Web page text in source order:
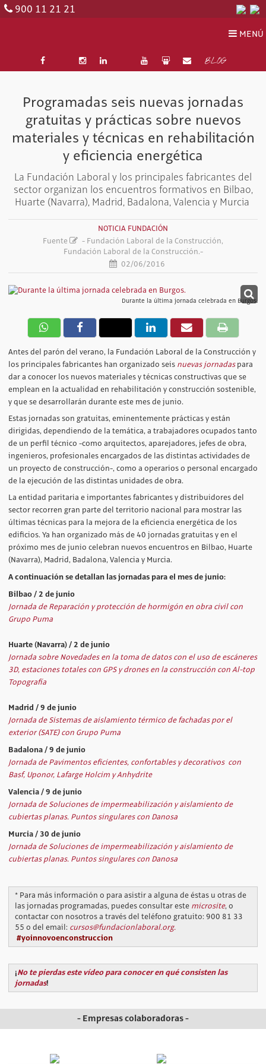
900 11 21 21
MENÚ
BLOG
Programadas seis nuevas jornadas
gratuitas y prácticas sobre nuevos
materiales y técnicas en rehabilitación
y eficiencia energética
La Fundación Laboral y los principales fabricantes del
sector organizan los encuentros formativos en Bilbao,
Huarte (Navarra), Madrid, Badalona, Valencia y Murcia
NOTICIA FUNDACIÓN
Fuente
- Fundación Laboral de la Construcción,
Fundación Laboral de la Construcción.-
02/06/2016
Durante la última jornada celebrada en Burgos.
Antes del parón del verano, la Fundación Laboral de la Construcción y
los principales fabricantes han organizado seis nuevas jornadas para
dar a conocer los nuevos materiales y técnicas constructivas que se
emplean en la actualidad en rehabilitación y construcción sostenible,
y que se desarrollarán durante este mes de junio.
Estas jornadas son gratuitas, eminentemente prácticas y están
dirigidas, dependiendo de la temática, a trabajadores ocupados tanto
de un perfil técnico -como arquitectos, aparejadores, jefes de obra,
ingenieros, profesionales encargados de las distintas actividades de
un proyecto de construcción-, como a operarios o personal encargado
de la ejecución de las distintas unidades de obra.
La entidad paritaria e importantes fabricantes y distribuidores del
sector recorren gran parte del territorio nacional para mostrar las
últimas técnicas para la mejora de la eficiencia energética de los
edificios. Ya han organizado más de 40 jornadas gratuitas y en el
próximo mes de junio celebran nuevos encuentros en Bilbao, Huarte
(Navarra), Madrid, Badalona, Valencia y Murcia.
A continuación se detallan las jornadas para el mes de junio:
Bilbao / 2 de junio
Jornada de Reparación y protección de hormigón en obra civil con
Grupo Puma
Huarte (Navarra) / 2 de junio
Jornada sobre Novedades en la toma de datos con el uso de escáneres
3D, estaciones totales con GPS y drones en la construcción con Al-top
Topografía
Madrid / 9 de junio
Jornada de Sistemas de aislamiento térmico de fachadas por el
exterior (SATE) con Grupo Puma
Badalona / 9 de junio
Jornada de Pavimentos eficientes, confortables y decorativos con
Basf, Uponor, Lafarge Holcim y Anhydrite
Valencia / 9 de junio
Jornada de Soluciones de impermeabilización y aislamiento de
cubiertas planas. Puntos singulares con Danosa
Murcia / 30 de junio
Jornada de Soluciones de impermeabilización y aislamiento de
cubiertas planas. Puntos singulares con Danosa
* Para más información o para asistir a alguna de éstas u otras de
las jornadas programadas, puedes consultar este microsite, o
contactar con nosotros a través del teléfono gratuito: 900 81 33
55 o del email: cursos@fundacionlaboral.org.
#yoinnovoenconstruccion
¡No te pierdas este vídeo para conocer en qué consisten las
jornadas!
- Empresas colaboradoras -